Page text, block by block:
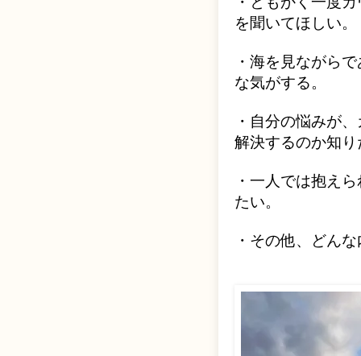
を聞いてほしい。
・海を見ながら
な気がする。
・自分の悩みが
解決するのか知り
・一人では抱え
たい。
・その他、どん